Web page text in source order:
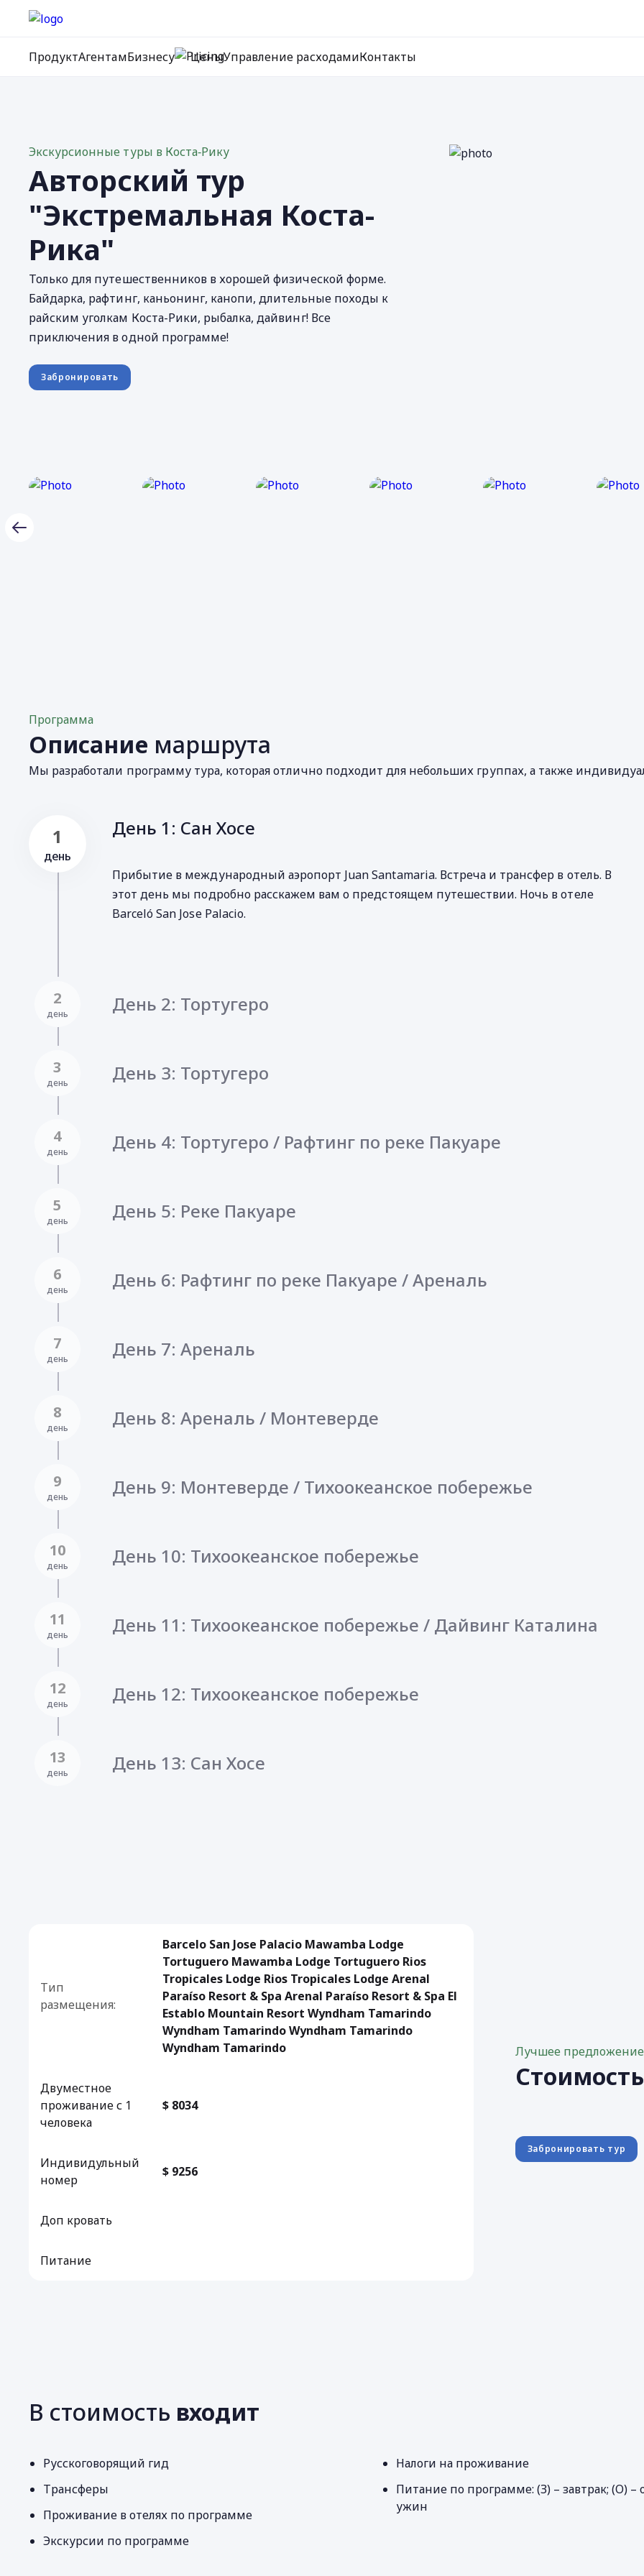
ПродуктАгентамБизнесу ЦеныУправление расходамиКонтакты
Экскурсионные туры в Коста‐Рику
Авторский тур
"Экстремальная Коста-
Рика"
Только для путешественников в хорошей физической форме.
Байдарка, рафтинг, каньонинг, канопи, длительные походы к
райским уголкам Коста-Рики, рыбалка, дайвинг! Все
приключения в одной программе!
Забронировать
Программа
Описание маршрута
Мы разработали программу тура, которая отлично подходит для небольших группах, а также
1
день
День 1: Сан Хосе
Прибытие в международный аэропорт Juan Santamaria. Встреча и трансфер в отель. В
этот день мы подробно расскажем вам о предстоящем путешествии. Ночь в отеле
Barceló San Jose Palacio.
2
день День 2: Тортугеро
3
день День 3: Тортугеро
4
день День 4: Тортугеро / Рафтинг по реке Пакуаре
5
день День 5: Pеке Пакуаре
6
день День 6: Рафтинг по реке Пакуаре / Ареналь
7
день День 7: Ареналь
8
день День 8: Ареналь / Монтеверде
9
день День 9: Монтеверде / Тихоокеанское побережье
10
день День 10: Тихоокеанское побережье
11
день День 11: Тихоокеанское побережье / Дайвинг Каталина
12
день День 12: Тихоокеанское побережье
13
день День 13: Сан Хосе
Тип
размещения:
Barcelo San Jose Palacio Mawamba Lodge
Tortuguero Mawamba Lodge Tortuguero Rios
Tropicales Lodge Rios Tropicales Lodge Arenal
Paraíso Resort & Spa Arenal Paraíso Resort & Spa El
Establo Mountain Resort Wyndham Tamarindo
Wyndham Tamarindo Wyndham Tamarindo
Wyndham Tamarindo
Двуместное
проживание с 1
человека
$ 8034
Индивидульный
номер
$ 9256
Доп кровать
Питание
Лучшее предложение
Стоимость
Забронировать тур
В стоимость входит
Русскоговорящий гид
Трансферы
Проживание в отелях по программе
Экскурсии по программе
Налоги на проживание
Питание по программе: (З) – завтрак; (О) –
ужин